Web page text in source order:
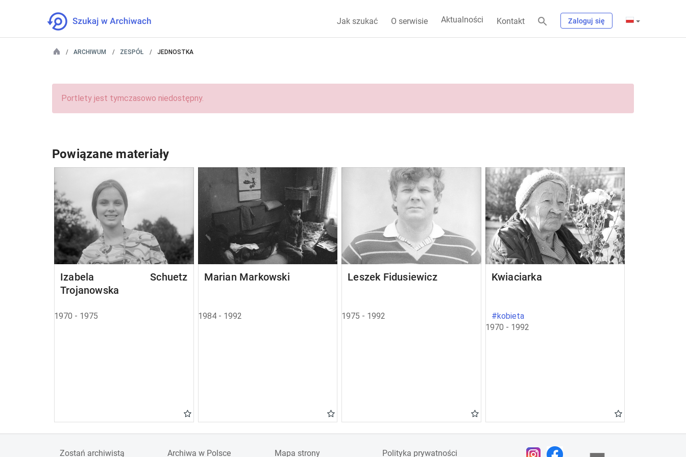
Jak szukać O serwisie Aktualności Kontakt Zaloguj się
ARCHIWUM ZESPÓŁ JEDNOSTKA
Portlety jest tymczasowo niedostępny.
Powiązane materiały
Izabela Schuetz
Trojanowska
1970 - 1975
Marian Markowski
1984 - 1992
Leszek Fidusiewicz
1975 - 1992
Kwiaciarka
#kobieta
1970 - 1992
Zostań archiwistą Archiwa w Polsce Mapa strony Polityka prywatności